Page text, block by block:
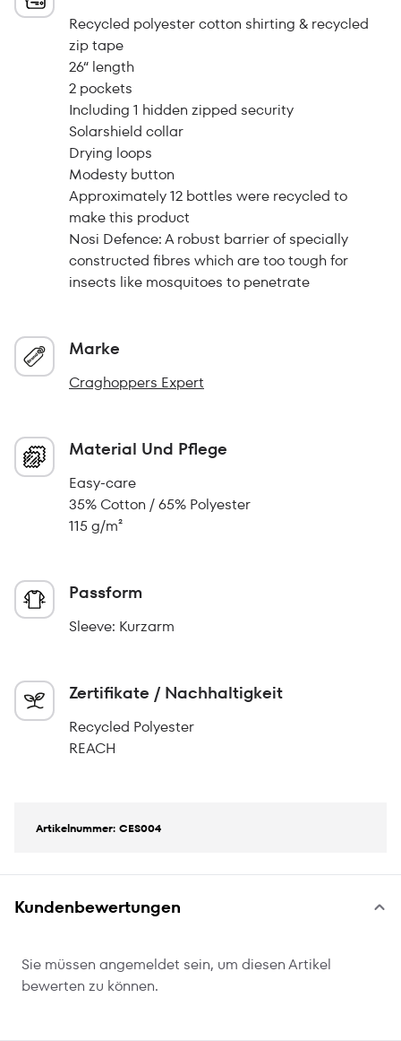
Recycled polyester cotton shirting & recycled
zip tape
26“ length
2 pockets
Including 1 hidden zipped security
Solarshield collar
Drying loops
Modesty button
Approximately 12 bottles were recycled to
make this product
Nosi Defence: A robust barrier of specially
constructed fibres which are too tough for
insects like mosquitoes to penetrate
Marke
Craghoppers Expert
Material Und Pflege
Easy-care
35% Cotton / 65% Polyester
115 g/m²
Passform
Sleeve: Kurzarm
Zertifikate / Nachhaltigkeit
Recycled Polyester
REACH
Artikelnummer: CES004
Kundenbewertungen
Sie müssen angemeldet sein, um diesen Artikel
bewerten zu können.